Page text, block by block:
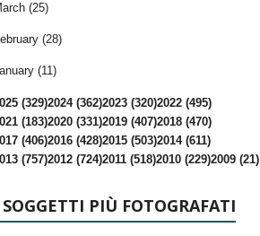
(25)
(28)
(11)
(329)2024 (362)2023 (320)2022 (495)
(183)2020 (331)2019 (407)2018 (470)
(406)2016 (428)2015 (503)2014 (611)
(757)2012 (724)2011 (518)2010 (229)2009 (21)
PIÙ FOTOGRAFATI